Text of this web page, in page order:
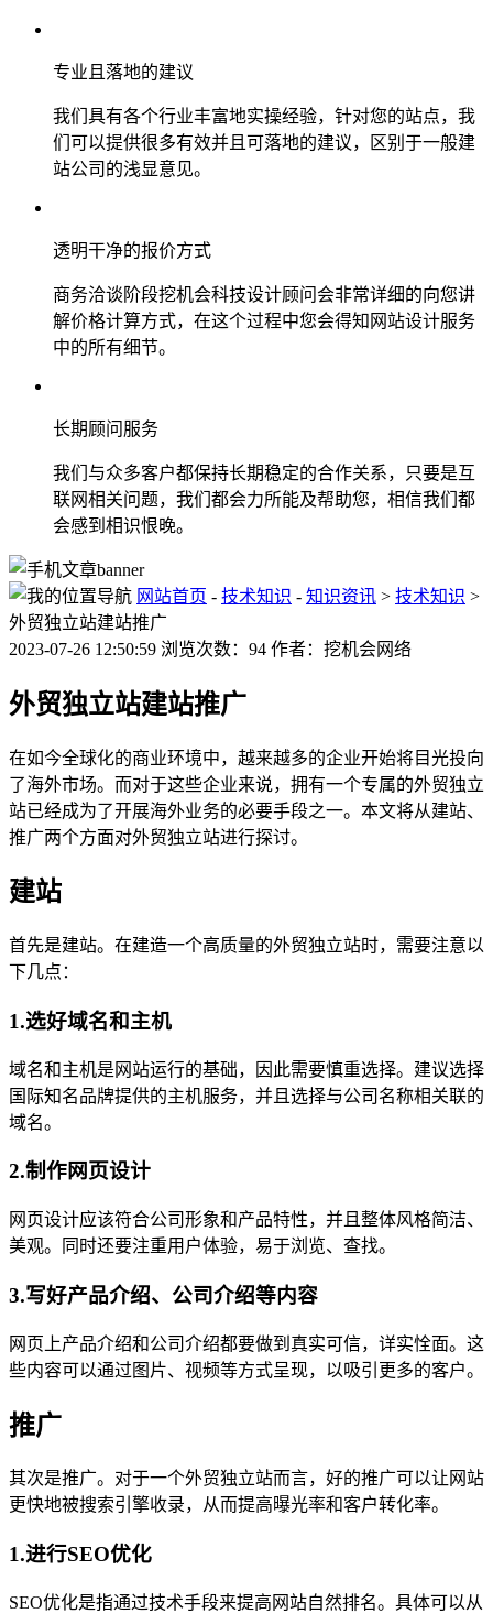
专业且落地的建议
我们具有各个行业丰富地实操经验，针对您的站点，我
们可以提供很多有效并且可落地的建议，区别于一般建
站公司的浅显意见。
透明干净的报价方式
商务洽谈阶段挖机会科技设计顾问会非常详细的向您讲
解价格计算方式，在这个过程中您会得知网站设计服务
中的所有细节。
长期顾问服务
我们与众多客户都保持长期稳定的合作关系，只要是互
联网相关问题，我们都会力所能及帮助您，相信我们都
会感到相识恨晚。
网站首页 - 技术知识 - 知识资讯 > 技术知识 >
外贸独立站建站推广
2023-07-26 12:50:59 浏览次数：94 作者：挖机会网络
外贸独立站建站推广
在如今全球化的商业环境中，越来越多的企业开始将目光投向
了海外市场。而对于这些企业来说，拥有一个专属的外贸独立
站已经成为了开展海外业务的必要手段之一。本文将从建站、
推广两个方面对外贸独立站进行探讨。
建站
首先是建站。在建造一个高质量的外贸独立站时，需要注意以
下几点：
1.选好域名和主机
域名和主机是网站运行的基础，因此需要慎重选择。建议选择
国际知名品牌提供的主机服务，并且选择与公司名称相关联的
域名。
2.制作网页设计
网页设计应该符合公司形象和产品特性，并且整体风格简洁、
美观。同时还要注重用户体验，易于浏览、查找。
3.写好产品介绍、公司介绍等内容
网页上产品介绍和公司介绍都要做到真实可信，详实恮面。这
些内容可以通过图片、视频等方式呈现，以吸引更多的客户。
推广
其次是推广。对于一个外贸独立站而言，好的推广可以让网站
更快地被搜索引擎收录，从而提高曝光率和客户转化率。
1.进行SEO优化
SEO优化是指通过技术手段来提高网站自然排名。具体可以从